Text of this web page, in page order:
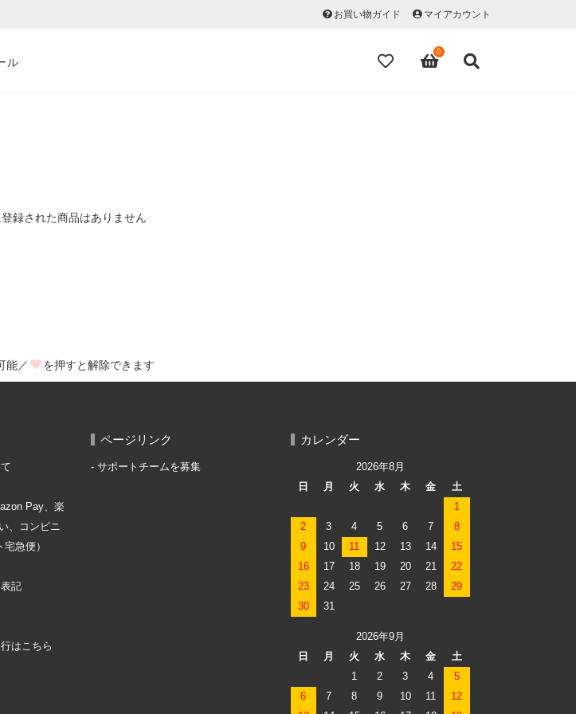
お買い物ガイド マイアカウント
ル
0
録された商品はありません
能／ を押すと解除できます
Pay、楽
、コンビニ
急便）
記
はこちら
ページリンク
サポートチームを募集
カレンダー
2026年8月
日
月 火 水 木 金
土
1
2
3 4 5 6 7
8
9
10 11 12 13 14
15
16
17 18 19 20 21
22
23
24 25 26 27 28
29
30
31
2026年9月
日
月 火 水 木 金
土
1
2 3 4
5
6
7 8 9 10 11
12